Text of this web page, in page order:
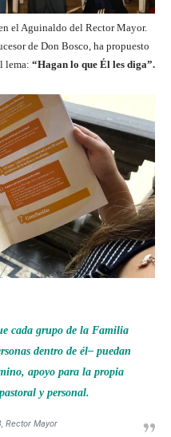
el Aguinaldo del Rector Mayor.
de Don Bosco, ha propuesto
lema: “Hagan lo que Él les diga”.
cada grupo de la Familia
dentro de él– puedan
apoyo para la propia
y personal.
Rector Mayor